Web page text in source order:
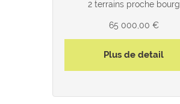
2 terrains proche bourg
65 000,00 €
Plus de detail